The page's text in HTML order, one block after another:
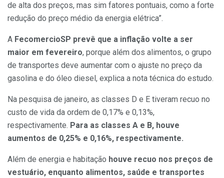
de alta dos preços, mas sim fatores pontuais, como a forte
redução do preço médio da energia elétrica”.
A FecomercioSP prevê que a inflação volte a ser
maior em fevereiro, porque além dos alimentos, o grupo
de transportes deve aumentar com o ajuste no preço da
gasolina e do óleo diesel, explica a nota técnica do estudo.
Na pesquisa de janeiro, as classes D e E tiveram recuo no
custo de vida da ordem de 0,17% e 0,13%,
respectivamente. Para as classes A e B, houve
aumentos de 0,25% e 0,16%, respectivamente.
Além de energia e habitação houve recuo nos preços de
vestuário, enquanto alimentos, saúde e transportes